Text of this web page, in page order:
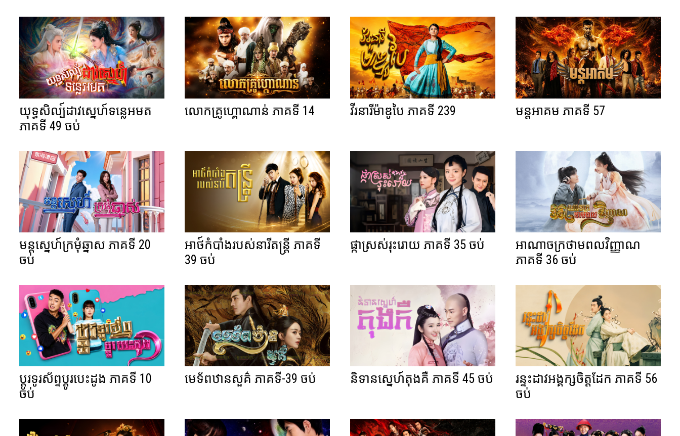
យុទ្ធសិល្ប៍ដាវស្នេហ៍ទន្លេអមត
ភាគទី 49 ចប់
លោកគ្រូហ្គោណាន់ ភាគទី 14 វីរនារីម៉ាឌូបៃ ភាគទី 239 មន្តអាគម ភាគទី 57
មន្តស្នេហ៍ក្រមុំឆ្នាស ភាគទី 20
ចប់
អាថ៍កំបាំងរបស់នារីតន្ត្រី ភាគទី
39 ចប់
ផ្កាស្រស់រុះរោយ ភាគទី 35 ចប់
អាណាចក្រថាមពលវិញ្ញាណ
ភាគទី 36 ចប់
ប្តូរទូរស័ព្ទប្តូរបេះដូង ភាគទី 10
ចប់
មេទ័ពឋានសួគ៌ ភាគទី-39 ចប់ និទានស្នេហ៍តុងគឺ ភាគទី 45 ចប់
រន្ទះដាវអង្គក្សចិត្តដែក ភាគទី 56
ចប់